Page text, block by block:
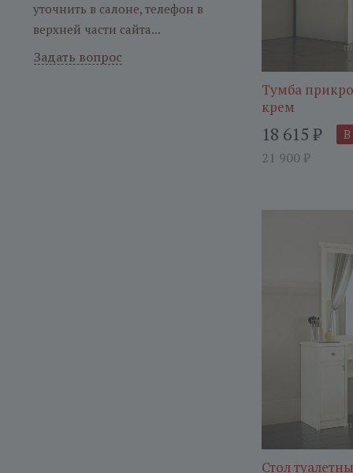
Тумба
крем
18 615 ₽
21 900 ₽
В
Стол
уточнить в салоне, телефон в
верхней части сайта...
Задать вопрос